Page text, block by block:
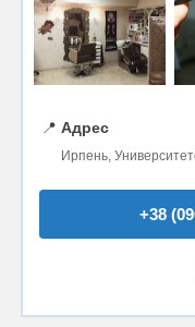
📍 Адрес
Ирпень,
+38